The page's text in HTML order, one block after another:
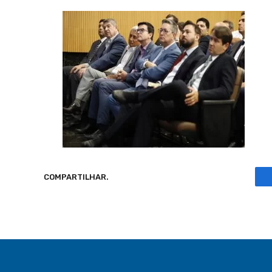
COMPARTILHAR.